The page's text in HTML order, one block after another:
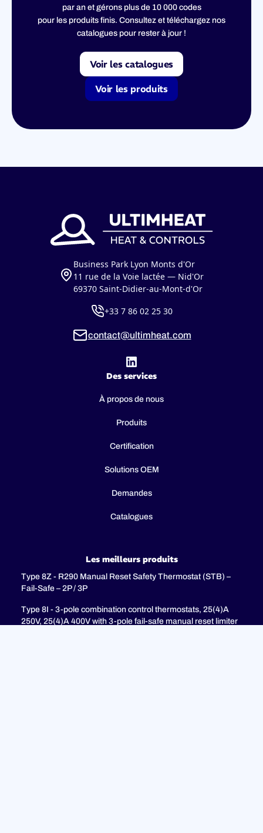
par an et gérons plus de 10 000 codes
pour les produits finis. Consultez et téléchargez nos
catalogues pour rester à jour !
Voir les catalogues
Voir les produits
Business Park Lyon Monts d'Or
11 rue de la Voie lactée — Nid'Or
69370 Saint-Didier-au-Mont-d'Or
+33 7 86 02 25 30
contact@ultimheat.com
Des services
À propos de nous
Produits
Certification
Solutions OEM
Demandes
Catalogues
Les meilleurs produits
Type 8Z - R290 Manual Reset Safety Thermostat (STB) –
Fail-Safe – 2P / 3P
Type 8I - 3-pole combination control thermostats, 25(4)A
250V, 25(4)A 400V with 3-pole fail-safe manual reset limiter